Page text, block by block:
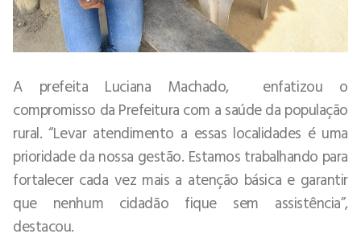
A prefeita Luciana Machado, enfatizou o
compromisso da Prefeitura com a saúde da população
rural. “Levar atendimento a essas localidades é uma
prioridade da nossa gestão. Estamos trabalhando para
fortalecer cada vez mais a atenção básica e garantir
que nenhum cidadão fique sem assistência”,
destacou.